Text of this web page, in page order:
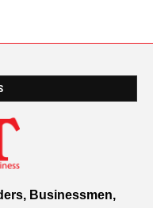
Businessmen,